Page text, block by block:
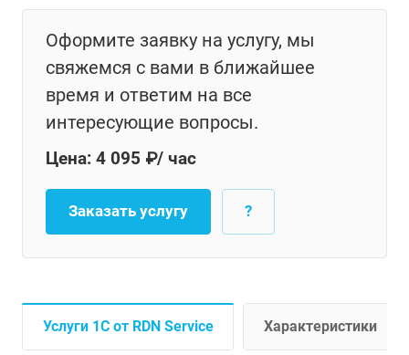
Оформите заявку на услугу, мы
свяжемся с вами в ближайшее
время и ответим на все
интересующие вопросы.
Цена: 4 095 ₽/ час
Заказать услугу ?
Услуги 1С от RDN Service Характеристики